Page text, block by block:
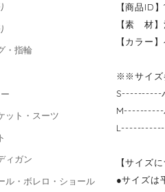
・指輪
ット・スーツ
ィガン
ル・ボレロ・ショール
【商品ID
【素 材】
【カラー
※※サイ
S----------
M----------
L-----------
【サイズ
●サイズは